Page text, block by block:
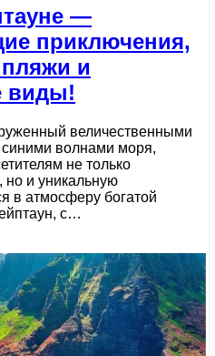
—
приключения,
и
виды!
величественными
волнами моря,
не только
и уникальную
в атмосферу богатой
с…